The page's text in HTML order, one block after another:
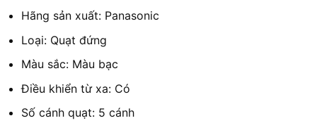
Hãng sản xuất: Panasonic
Loại: Quạt đứng
Màu sắc: Màu bạc
Điều khiển từ xa: Có
Số cánh quạt: 5 cánh